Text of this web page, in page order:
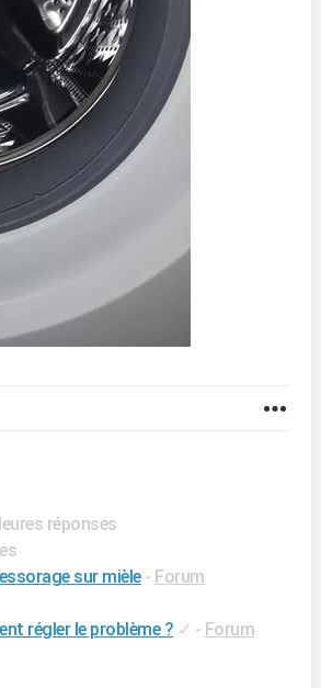
réponses
sur mièle - Forum
régler le problème ? ✓ - Forum